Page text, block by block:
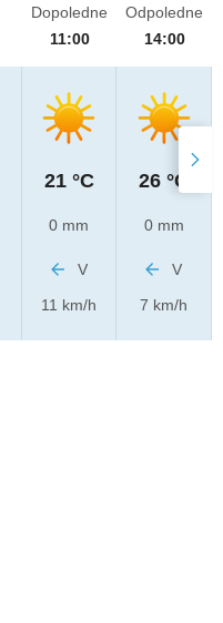
Dopoledne
11:00
21 °C
0 mm
V
11 km/h
Odpoledne
14:00
26 °C
0 mm
V
7 km/h